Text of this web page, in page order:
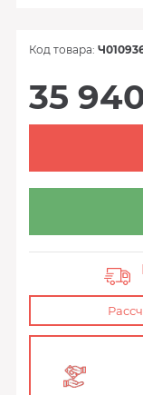
Код товара:
35